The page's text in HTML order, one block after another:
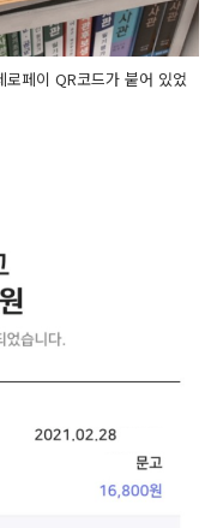
페이 QR코드가 붙어 있었